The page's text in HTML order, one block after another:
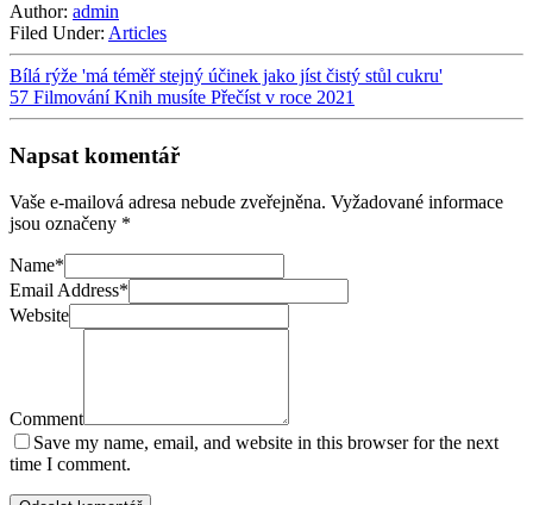
Author: admin
Filed Under: Articles
Bílá rýže 'má téměř stejný účinek jako jíst čistý stůl cukru'
57 Filmování Knih musíte Přečíst v roce 2021
Napsat komentář
Vaše e-mailová adresa nebude zveřejněna. Vyžadované informace
jsou označeny *
Name*
Email Address*
Website
Comment
Save my name, email, and website in this browser for the next
time I comment.